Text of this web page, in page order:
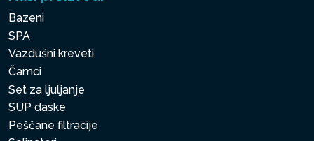
Bazeni
SPA
Vazdušni kreveti
Čamci
Set za ljuljanje
SUP daske
Peščane filtracije